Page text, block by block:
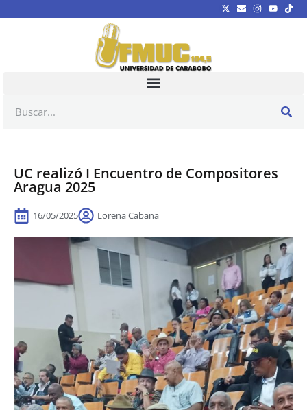
UC realizó I Encuentro de Compositores
Aragua 2025
16/05/2025 Lorena Cabana